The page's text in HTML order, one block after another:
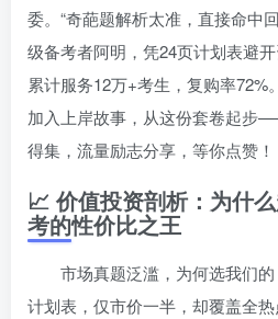
委。“奇葩题解析太准，直接命中
级备考者阿明，凭24页计划表避开
累计服务12万+考生，复购率72%
加入上岸故事，从这份套卷起步
得集，流量励志分享，等你点赞！
📈 价值投资剖析：为什
考的性价比之王
市场真题泛滥，为何选我们
计划表，仅市价一半，却覆盖全